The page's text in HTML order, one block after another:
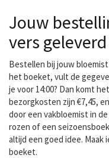
Jouw
vers geleverd
Bestellen bij jouw
het boeket, vult de
je voor 14:00? Dan komt
bezorgkosten zijn €7,45,
door een vakbloemist in
rozen of een
altijd een goed idee. Maak
boeket.